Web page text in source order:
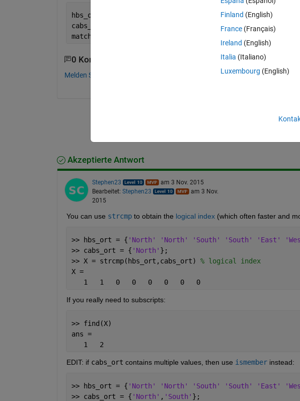
hbs_ort = { 'North' 'North' 'South' 'South' 'East'
cabs_ort = {
match=find(cabs_ort==hbs_ort)
0 Kommentare
Melden Sie sich an, um zu kommentieren.
Akzeptierte Antwort
Stephen23
am 3 Nov. 2015
Bearbeitet: Stephen23
am 3 Nov.
2015
You can use strcmp to obtain the logical index (which often faster and
>> hbs_ort = { 'North' 'North' 'South' 'South' 'East'
>> cabs_ort = { 'North' };
>> X = strcmp(hbs_ort,cabs_ort) % logical index
X =
   1   1   0   0   0   0   0   0
If you really need to subscripts:
>> find(X)
ans =
   1   2
EDIT: if cabs_ort contains multiple values, then use ismember instead:
>> hbs_ort = { 'North' 'North' 'South' 'South' 'East'
>> cabs_ort = { 'North' , 'South' };
Finland (English)
France (Français)
Ireland (English)
Italia (Italiano)
Luxembourg (English)